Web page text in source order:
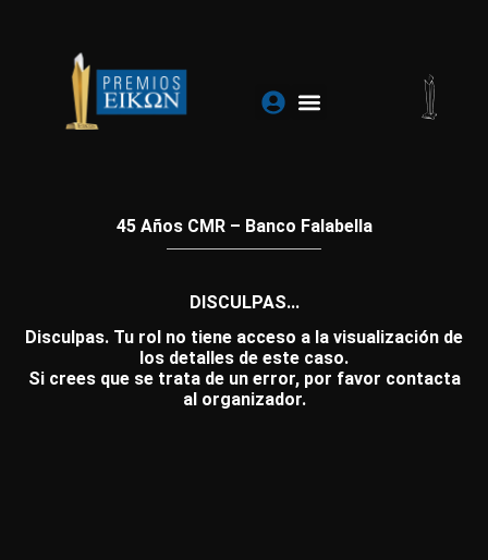
contenido
45 Años CMR – Banco Falabella
DISCULPAS...
Disculpas. Tu rol no tiene acceso a la visualización de
los detalles de este caso.
Si crees que se trata de un error, por favor contacta
al organizador.